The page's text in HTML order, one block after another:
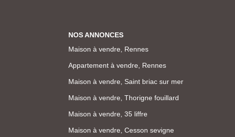
NOS ANNONCES
Maison à vendre, Rennes
Appartement à vendre, Rennes
Maison à vendre, Saint briac sur mer
Maison à vendre, Thorigne fouillard
Maison à vendre, 35 liffre
Maison à vendre, Cesson sevigne